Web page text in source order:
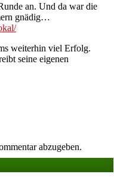
an. Und da war die
gnädig…
weiterhin viel Erfolg.
seine eigenen
abzugeben.